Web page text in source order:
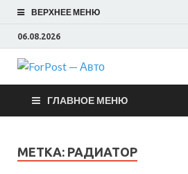
ВЕРХНЕЕ МЕНЮ
06.08.2026
Авто
ГЛАВНОЕ МЕНЮ
МЕТКА: РАДИАТОР